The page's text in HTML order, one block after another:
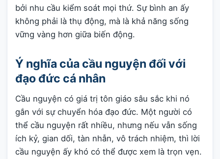
bởi nhu cầu kiểm soát mọi thứ. Sự bình an ấy
không phải là thụ động, mà là khả năng sống
vững vàng hơn giữa biến động.
Ý nghĩa của cầu nguyện đối với
đạo đức cá nhân
Cầu nguyện có giá trị tôn giáo sâu sắc khi nó
gắn với sự chuyển hóa đạo đức. Một người có
thể cầu nguyện rất nhiều, nhưng nếu vẫn sống
ích kỷ, gian dối, tàn nhẫn, vô trách nhiệm, thì lời
cầu nguyện ấy khó có thể được xem là trọn vẹn.